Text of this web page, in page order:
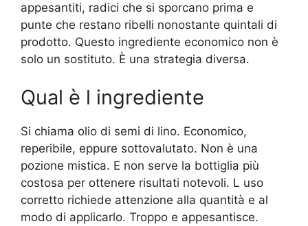
appesantiti, radici che si sporcano prima e
punte che restano ribelli nonostante quintali di
prodotto. Questo ingrediente economico non è
solo un sostituto. È una strategia diversa.
Qual è l ingrediente
Si chiama olio di semi di lino. Economico,
reperibile, eppure sottovalutato. Non è una
pozione mistica. E non serve la bottiglia più
costosa per ottenere risultati notevoli. L uso
corretto richiede attenzione alla quantità e al
modo di applicarlo. Troppo e appesantisce.